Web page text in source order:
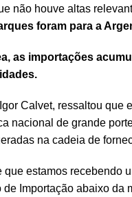
não houve altas
foram para a
as importações
Calvet, ressaltou que
nacional de grande
na cadeia de
que estamos recebendo
de Importação abaixo